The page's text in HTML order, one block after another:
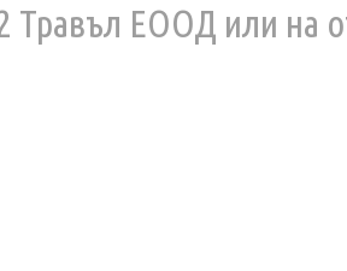
Травъл ЕООД или на